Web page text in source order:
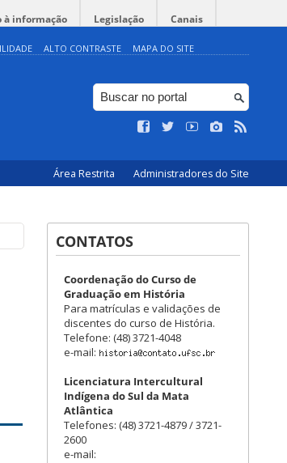
à informação Legislação Canais
ALTO CONTRASTE MAPA DO SITE
Área Restrita Administradores do Site
CONTATOS
Coordenação do Curso de
Graduação em História
Para matrículas e validações de
discentes do curso de História.
Telefone: (48) 3721-4048
e-mail:
Licenciatura Intercultural
Indígena do Sul da Mata
Atlântica
Telefones: (48) 3721-4879 / 3721-
2600
e-mail: